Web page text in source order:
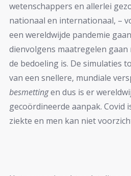
wetenschappers en allerlei
nationaal en internationaal, –
een wereldwijde pandemie
dienvolgens maatregelen
de bedoeling is. De simulaties
van een snellere, mundiale
besmettingen dus is er
gecoördineerde aanpak. Covid
ziekte en men kan niet